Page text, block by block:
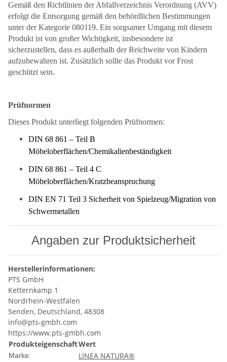
Gemäß den Richtlinien der Abfallverzeichnis Verordnung (AVV)
erfolgt die Entsorgung gemäß den behördlichen Bestimmungen
unter der Kategorie 080119. Ein sorgsamer Umgang mit diesem
Produkt ist von großer Wichtigkeit, insbesondere ist
sicherzustellen, dass es außerhalb der Reichweite von Kindern
aufzubewahren ist. Zusätzlich sollte das Produkt vor Frost
geschützt sein.
Prüfnormen
Dieses Produkt unterliegt folgenden Prüfnormen:
DIN 68 861 – Teil B
Möbeloberflächen/Chemikalienbeständigkeit
DIN 68 861 – Teil 4 C
Möbeloberflächen/Kratzbeanspruchung
DIN EN 71 Teil 3 Sicherheit von Spielzeug/Migration von
Schwermetallen
Angaben zur Produktsicherheit
Herstellerinformationen:
PTS GmbH
Ketternkamp 1
Nordrhein-Westfalen
Senden, Deutschland, 48308
info@pts-gmbh.com
https://www.pts-gmbh.com
ProdukteigenschaftWert
Marke: LINEA NATURA®